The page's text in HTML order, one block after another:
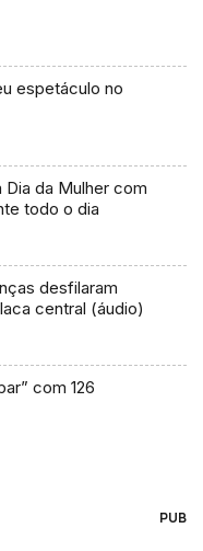
espetáculo no
Dia da Mulher com
todo o dia
desfilaram
central (áudio)
com 126
PUB